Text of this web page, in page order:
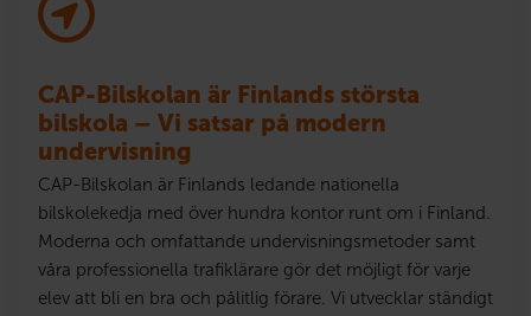
CAP-Bilskolan är Finlands största
bilskola – Vi satsar på modern
undervisning
CAP-Bilskolan är Finlands ledande nationella
bilskolekedja med över hundra kontor runt om i Finland.
Moderna och omfattande undervisningsmetoder samt
våra professionella trafiklärare gör det möjligt för varje
elev att bli en bra och pålitlig förare. Vi utvecklar ständigt